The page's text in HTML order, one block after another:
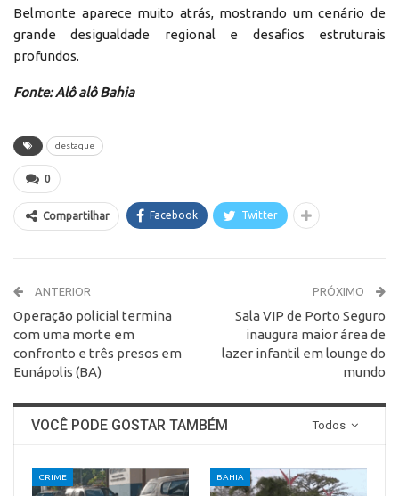
Belmonte aparece muito atrás, mostrando um cenário de
grande desigualdade regional e desafios estruturais
profundos.
Fonte: Alô alô Bahia
destaque
0
Compartilhar Facebook Twitter
ANTERIOR
Operação policial termina
com uma morte em
confronto e três presos em
Eunápolis (BA)
PRÓXIMO
Sala VIP de Porto Seguro
inaugura maior área de
lazer infantil em lounge do
mundo
Todos
VOCÊ PODE GOSTAR TAMBÉM
CRIME BAHIA